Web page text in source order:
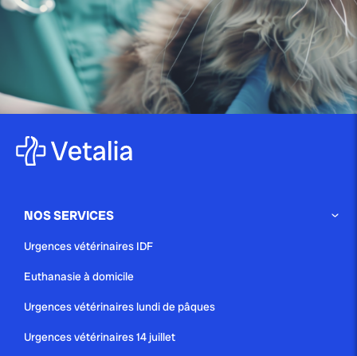
publié le 29 mai 2025 par Christophe Le Dref
pour comprendre et...
publié le 26 mai 2025 par Christophe Le Dref
complet pour identifier...
NOS SERVICES
Urgences vétérinaires IDF
Euthanasie à domicile
Urgences vétérinaires lundi de pâques
Urgences vétérinaires 14 juillet